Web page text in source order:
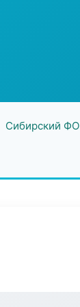
Сибирский ФО